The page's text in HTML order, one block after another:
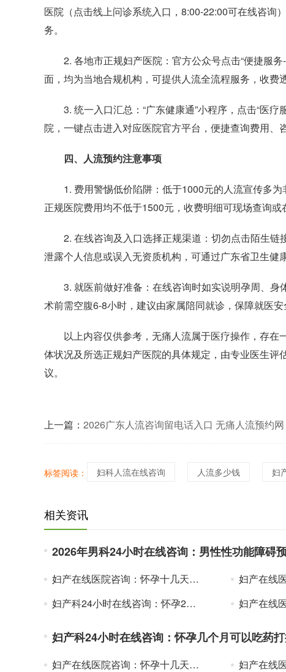
医院（点击线上问诊系统入口，8:00-22:00可在线咨询
务。
2. 各地市正规妇产医院：官方公众号点击“便捷服务
面，均为当地合规机构，可提供人流全流程服务，收费透
3. 统一入口汇总：“广东健康通”小程序，点击“医疗
院，一键点击进入对应医院官方平台，便捷查询费用、
四、人流预约注意事项​
1. 费用警惕低价陷阱：低于1000元的人流宣传多为
正规医院费用均不低于1500元，收费明细可现场查询或
2. 在线咨询及入口选择正规渠道：切勿点击陌生链
泄露个人信息或误入无资质机构，可通过广东省卫生健
3. 就医前做好准备：在线咨询时如实说明孕周、身
术前需空腹6-8小时，建议由家属陪同就诊，保障就医安
以上内容仅供参考，无痛人流属于医疗操作，存在
体状况及所选正规妇产医院的具体规定，由专业医生
议。
上一篇： 2026广东人流咨询留电话入口 无痛人流预约网
标签阅读： 妇科人流在线咨询 人流多少钱 妇
相关资讯
2026年男科24小时在线咨询：男性性功能障碍
妇产在线医院咨询：怀孕十几天可以吃药打掉吗？长沙人流妇科比较好的医院排名 妇产在线医院咨询：怀孕
妇产科24小时在线咨询：怀孕2个月可以吃药打掉吗？北京人流妇科医院哪个好2025
妇产在线医院咨询：怀
妇产科24小时在线咨询：怀孕几个月可以吃药
妇产在线医院咨询：怀孕十几天可以吃药打掉吗？长沙人流妇科比较好的医院排名 妇产在线医院咨询：怀孕